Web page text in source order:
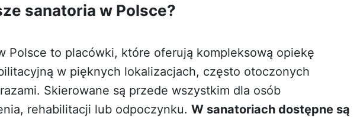
sanatoria w Polsce?
Polsce to placówki, które oferują kompleksową opiekę
w pięknych lokalizacjach, często otoczonych
Skierowane są przede wszystkim dla osób
rehabilitacji lub odpoczynku. W sanatoriach dostępne są